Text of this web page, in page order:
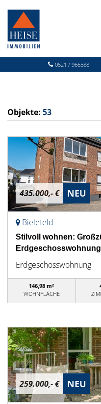
0521 / 966588
Objekte: 53
435.000,- € NEU
Bielefeld
Stilvoll wohnen:
Erdgeschosswohnung
146,98 m²
WOHNFLÄCHE
259.000,- € NEU